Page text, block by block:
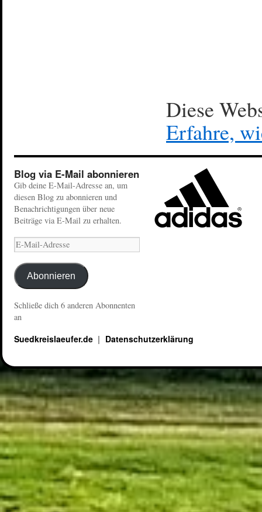
Diese
Erfahre,
Blog via E-Mail abonnieren
Gib deine E-Mail-Adresse an, um
diesen Blog zu abonnieren und
Benachrichtigungen über neue
Beiträge via E-Mail zu erhalten.
Abonnieren
Schließe dich 6 anderen Abonnenten
an
Suedkreislaeufer.de Datenschutzerklärung